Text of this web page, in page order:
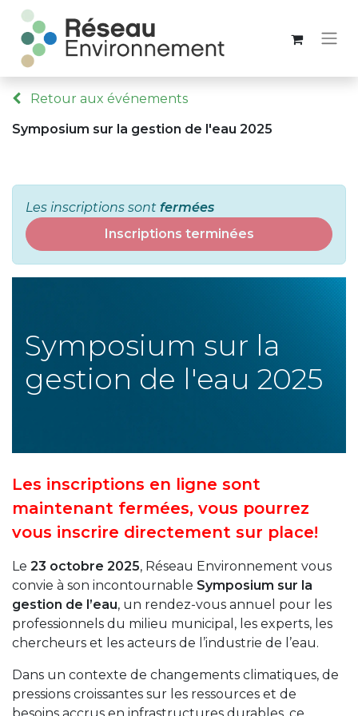
Retour aux événements
Symposium sur la gestion de l'eau 2025
Les inscriptions sont fermées
Inscriptions terminées
Symposium sur la
gestion de l'eau 2025
Les inscriptions en ligne sont
maintenant fermées, vous pourrez
vous inscrire directement sur place!
Le 23 octobre 2025, Réseau Environnement vous
convie à son incontournable Symposium sur la
gestion de l’eau, un rendez-vous annuel pour les
professionnels du milieu municipal, les experts, les
chercheurs et les acteurs de l’industrie de l’eau.
Dans un contexte de changements climatiques, de
pressions croissantes sur les ressources et de